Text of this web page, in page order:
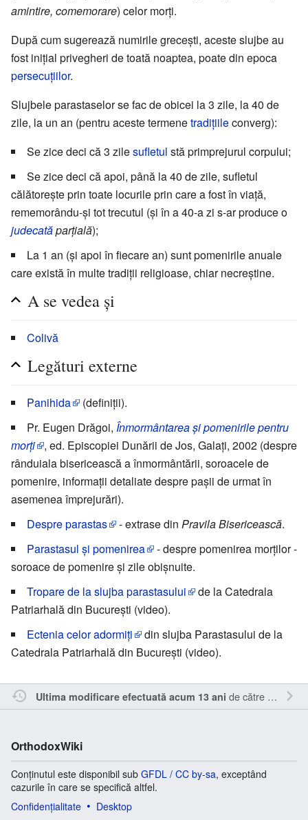
amintire, comemorare) celor morți.
După cum sugerează numirile grecești, aceste slujbe au
fost inițial privegheri de toată noaptea, poate din epoca
persecuțiilor.
Slujbele parastaselor se fac de obicei la 3 zile, la 40 de
zile, la un an (pentru aceste termenetradițiileconverg):
Se zice deci că 3 zilesufletul stă primprejurul corpului;
Se zice deci că apoi, până la 40 de zile, sufletul
călătorește prin toate locurile prin care a fost în viață,
rememorându-și tot trecutul (și în a 40-a zi s-ar produce o
judecatăparțială);
La 1 an (și apoi în fiecare an) sunt pomenirile anuale
care există în multe tradiții religioase, chiar necreștine.
A se vedea și
Colivă
Legături externe
Panihida
(definiții).
Pr. Eugen Drăgoi, Înmormântarea și pomenirile pentru
morți
, ed. Episcopiei Dunării de Jos, Galați, 2002 (despre
rânduiala bisericească a înmormântării, soroacele de
pomenire, informații detaliate despre pașii de urmat în
asemenea împrejurări).
Despre parastas
- extrase din Pravila Bisericească.
Parastasul și pomenirea
- despre pomenirea morților -
soroace de pomenire și zile obișnuite.
Tropare de la slujba parastasului
de la Catedrala
Patriarhală din București (video).
Ectenia celor adormiți
din slujba Parastasului de la
Catedrala Patriarhală din București (video).
Ultima modificare efectuată acum 13 ani de către Oql
OrthodoxWiki
Conținutul este disponibil sub GFDL / CC by-sa, exceptând
cazurile în care se specifică altfel.
Confidențialitate
Desktop